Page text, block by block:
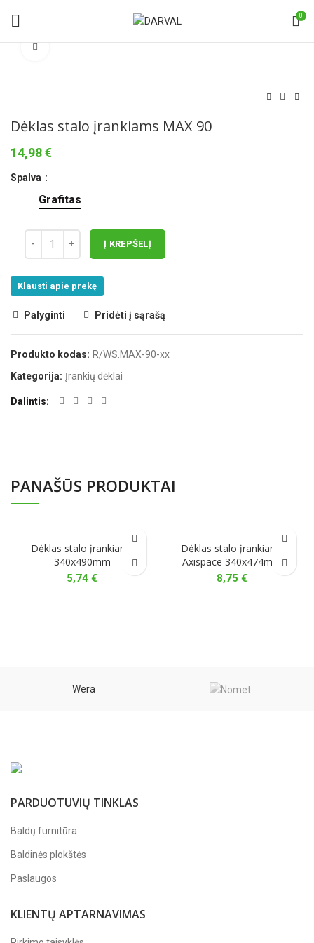
0
Dėklas stalo įrankiams MAX 90
14,98€
Spalva
Grafitas
Į KREPŠELĮ
Klausti apie prekę
Palyginti Pridėti į sąrašą
Produkto kodas: R/WS.MAX-90-xx
Kategorija: Įrankių dėklai
Dalintis
PANAŠŪS PRODUKTAI
Dėklas stalo įrankiams
340x490mm
5,74 €
Dėklas stalo įrankiams
Axispace 340x474mm
8,75 €
Wera
PARDUOTUVIŲ TINKLAS
Baldų furnitūra
Baldinės plokštės
Paslaugos
KLIENTŲ APTARNAVIMAS